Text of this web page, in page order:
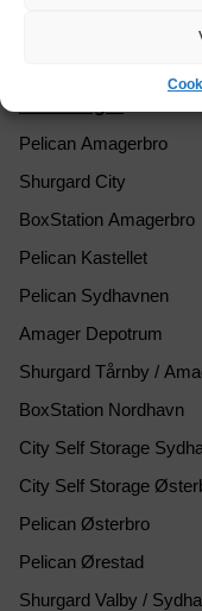
Pelican Amagerbro
Shurgard City
BoxStation Amagerbro
Pelican Kastellet
Pelican Sydhavnen
Amager Depotrum
Shurgard Tårnby /
BoxStation Nordhavn
City Self Storage
City Self Storage
Pelican Østerbro
Pelican Ørestad
Shurgard Valby /